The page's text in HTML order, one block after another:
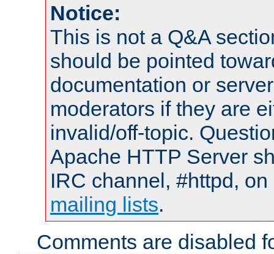
Notice:
This is not a Q&A
should be pointed
documentation or
moderators if they are
invalid/off-topic.
Apache HTTP Server
IRC channel, #httpd,
mailing lists.
Comments are disabled